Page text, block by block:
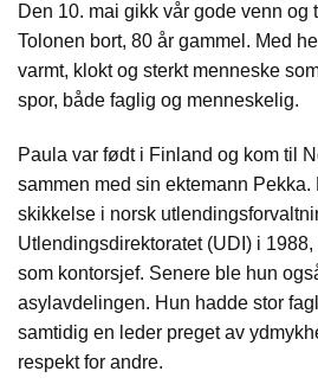
Den 10. mai gikk vår gode venn
Tolonen bort, 80 år gammel. Med
varmt, klokt og sterkt menneske
spor, både faglig og menneskelig.
Paula var født i Finland og kom til
sammen med sin ektemann Pekka.
skikkelse i norsk
Utlendingsdirektoratet (UDI) i
som kontorsjef. Senere ble hun
asylavdelingen. Hun hadde stor
samtidig en leder preget av
respekt for andre.